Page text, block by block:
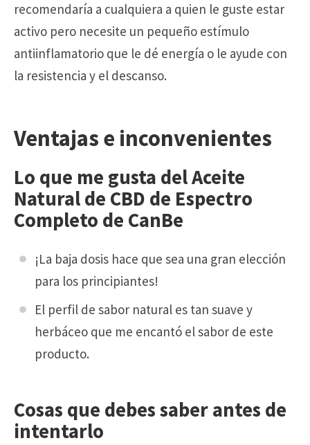
recomendaría a cualquiera a quien le guste estar
activo pero necesite un pequeño estímulo
antiinflamatorio que le dé energía o le ayude con
la resistencia y el descanso.
Ventajas e inconvenientes
Lo que me gusta del Aceite
Natural de CBD de Espectro
Completo de CanBe
¡La baja dosis hace que sea una gran elección
para los principiantes!
El perfil de sabor natural es tan suave y
herbáceo que me encantó el sabor de este
producto.
Cosas que debes saber antes de
intentarlo